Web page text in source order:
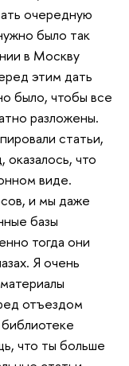
очередную
было так
в Москву
этим дать
было, чтобы все
разложены.
статьи,
оказалось, что
виде.
и мы даже
базы
тогда они
Я очень
отъездом
что ты больше